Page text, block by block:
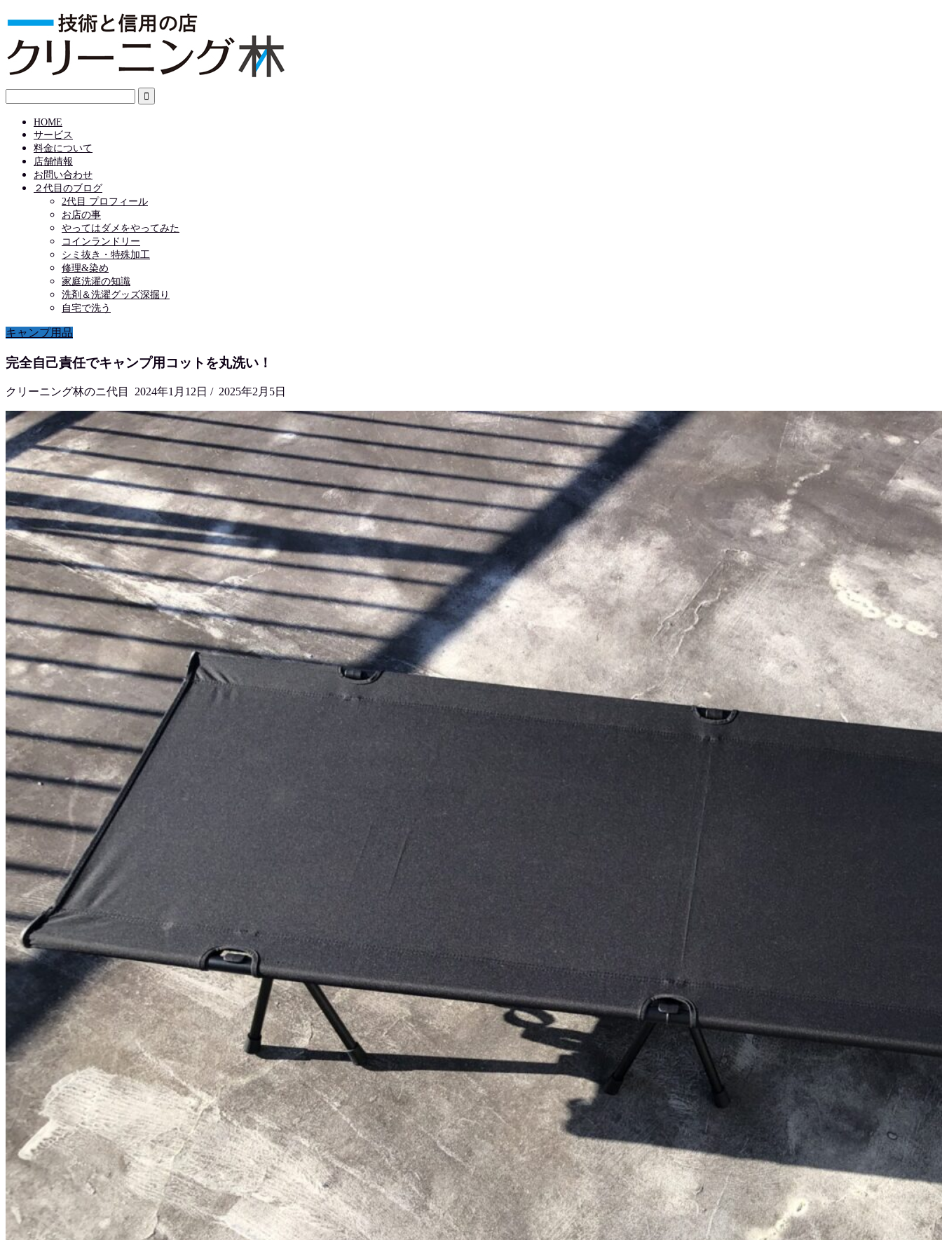
HOME
サービス
料金について
店舗情報
お問い合わせ
２代目のブログ
2代目 プロフィール
お店の事
やってはダメをやってみた
コインランドリー
シミ抜き・特殊加工
修理&染め
家庭洗濯の知識
洗剤＆洗濯グッズ深掘り
自宅で洗う
キャンプ用品
完全自己責任でキャンプ用コットを丸洗い！
クリーニング林のニ代目 2024年1月12日 / 2025年2月5日